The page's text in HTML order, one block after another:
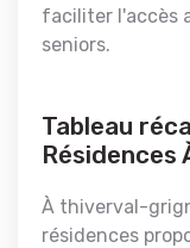
faciliter l'accès
seniors.
Tableau
Résidences
À thiverval-
résidences